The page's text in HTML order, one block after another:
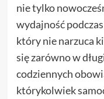
nie tylko
wydajność
który nie narzuca
się zarówno w
codziennych
którykolwiek